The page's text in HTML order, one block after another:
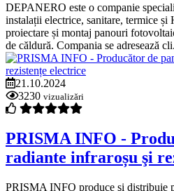
DEPANERO este o companie
instalații electrice, sanitare, termice
proiectare și montaj panouri
de căldură. Compania se adresează
21.10.2024
3230 vizualizări
PRISMA INFO -
radiante infraroșu şi
PRISMA INFO produce şi distribuie